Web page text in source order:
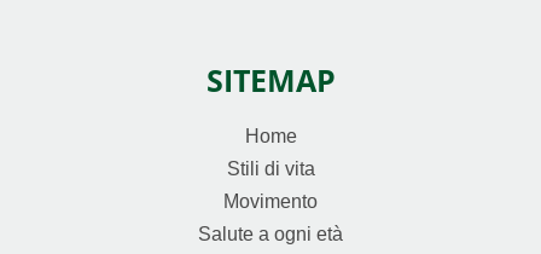
SITEMAP
Home
Stili di vita
Movimento
Salute a ogni età